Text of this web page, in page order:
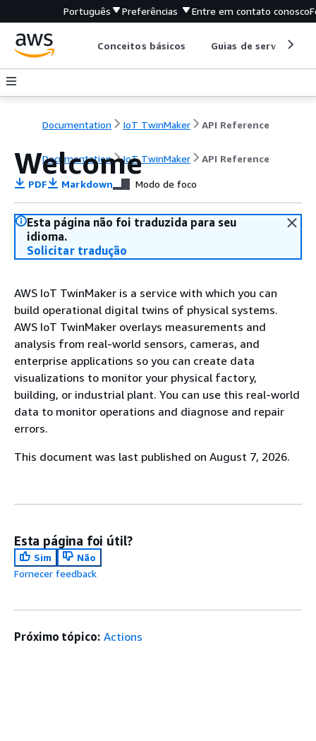
Português Preferências Entre em contato conosco
Conceitos básicos Guias de serviço
Documentation IoT TwinMaker API Reference
Documentation IoT TwinMaker API Reference
Welcome
PDF Markdown Modo de foco
Esta página não foi traduzida para seu
idioma.
Solicitar tradução
AWS IoT TwinMaker is a service with which you can
build operational digital twins of physical systems.
AWS IoT TwinMaker overlays measurements and
analysis from real-world sensors, cameras, and
enterprise applications so you can create data
visualizations to monitor your physical factory,
building, or industrial plant. You can use this real-world
data to monitor operations and diagnose and repair
errors.
This document was last published on August 7, 2026.
Esta página foi útil?
Sim
Não
Fornecer feedback
Próximo tópico: Actions